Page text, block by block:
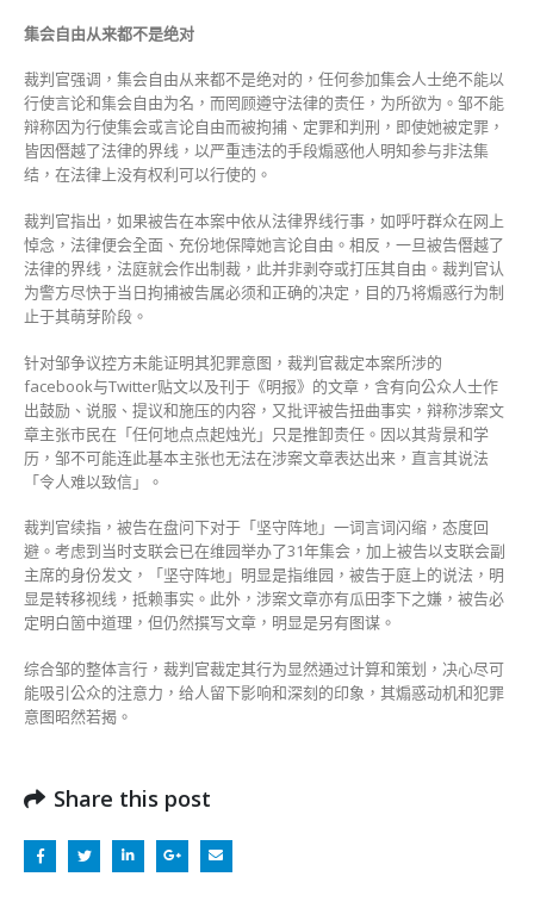
集会自由从来都不是绝对
裁判官强调，集会自由从来都不是绝对的，任何参加集会人士绝不能以
行使言论和集会自由为名，而罔顾遵守法律的责任，为所欲为。邹不能
辩称因为行使集会或言论自由而被拘捕、定罪和判刑，即使她被定罪，
皆因僭越了法律的界线，以严重违法的手段煽惑他人明知参与非法集
结，在法律上没有权利可以行使的。
裁判官指出，如果被告在本案中依从法律界线行事，如呼吁群众在网上
悼念，法律便会全面、充份地保障她言论自由。相反，一旦被告僭越了
法律的界线，法庭就会作出制裁，此并非剥夺或打压其自由。裁判官认
为警方尽快于当日拘捕被告属必须和正确的决定，目的乃将煽惑行为制
止于其萌芽阶段。
针对邹争议控方未能证明其犯罪意图，裁判官裁定本案所涉的
facebook与Twitter贴文以及刊于《明报》的文章，含有向公众人士作
出鼓励、说服、提议和施压的内容，又批评被告扭曲事实，辩称涉案文
章主张市民在「任何地点点起烛光」只是推卸责任。因以其背景和学
历，邹不可能连此基本主张也无法在涉案文章表达出来，直言其说法
「令人难以致信」。
裁判官续指，被告在盘问下对于「坚守阵地」一词言词闪缩，态度回
避。考虑到当时支联会已在维园举办了31年集会，加上被告以支联会副
主席的身份发文，「坚守阵地」明显是指维园，被告于庭上的说法，明
显是转移视线，抵赖事实。此外，涉案文章亦有瓜田李下之嫌，被告必
定明白箇中道理，但仍然撰写文章，明显是另有图谋。
综合邹的整体言行，裁判官裁定其行为显然通过计算和策划，决心尽可
能吸引公众的注意力，给人留下影响和深刻的印象，其煽惑动机和犯罪
意图昭然若揭。
Share this post